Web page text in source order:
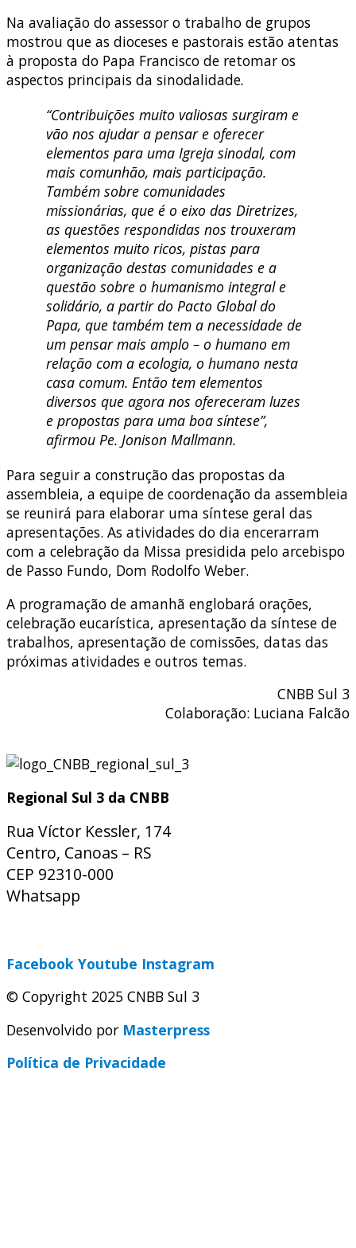
Na avaliação do assessor o trabalho de grupos
mostrou que as dioceses e pastorais estão atentas
à proposta do Papa Francisco de retomar os
aspectos principais da sinodalidade.
“Contribuições muito valiosas surgiram e
vão nos ajudar a pensar e oferecer
elementos para uma Igreja sinodal, com
mais comunhão, mais participação.
Também sobre comunidades
missionárias, que é o eixo das Diretrizes,
as questões respondidas nos trouxeram
elementos muito ricos, pistas para
organização destas comunidades e a
questão sobre o humanismo integral e
solidário, a partir do Pacto Global do
Papa, que também tem a necessidade de
um pensar mais amplo – o humano em
relação com a ecologia, o humano nesta
casa comum. Então tem elementos
diversos que agora nos ofereceram luzes
e propostas para uma boa síntese”,
afirmou Pe. Jonison Mallmann.
Para seguir a construção das propostas da
assembleia, a equipe de coordenação da assembleia
se reunirá para elaborar uma síntese geral das
apresentações. As atividades do dia encerarram
com a celebração da Missa presidida pelo arcebispo
de Passo Fundo, Dom Rodolfo Weber.
A programação de amanhã englobará orações,
celebração eucarística, apresentação da síntese de
trabalhos, apresentação de comissões, datas das
próximas atividades e outros temas.
CNBB Sul 3
Colaboração: Luciana Falcão
Regional Sul 3 da CNBB
Rua Víctor Kessler, 174
Centro, Canoas – RS
CEP 92310-000
Whatsapp
Facebook Youtube Instagram
© Copyright 2025 CNBB Sul 3
Desenvolvido por Masterpress
Política de Privacidade